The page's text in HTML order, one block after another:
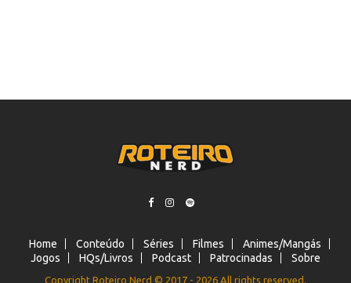
Home Conteúdo Séries Filmes
Animes/Mangás
Jogos
HQs/Livros Podcast Patrocinadas Sobre
Copyright Roteiro Nerd © 2017 - 2026 All rights reserved.